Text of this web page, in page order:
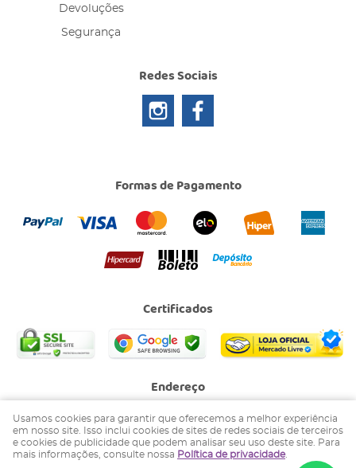
Devoluções
Segurança
Redes Sociais
Formas de Pagamento
Certificados
Endereço
CEP: 13964-004
BADULAKE ARTIGOS PARA FESTAS LTDA.
CNPJ: 02.504.263/0002-44
Usamos cookies para garantir que oferecemos a melhor experiência
em nosso site. Isso inclui cookies de sites de redes sociais de terceiros
e cookies de publicidade que podem analisar seu uso deste site. Para
mais informações, consulte nossa Política de privacidade.